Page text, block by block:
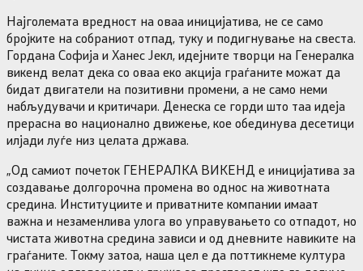
Најголемата вредност на оваа иницијатива, не се само
бројките на собраниот отпад, туку и подигнување на свеста.
Гордана Софија и Ханес Јекл, идејните творци на Генералка
викенд велат дека со оваа еко акција граѓаните можат да
бидат двигатели на позитивни промени, а не само неми
набљудувачи и критичари. Денеска се горди што таа идеја
прерасна во национално движење, кое обединува десетици
илјади луѓе низ целата држава.
„Од самиот почеток ГЕНЕРАЛКА ВИКЕНД е иницијатива за
создавање долгорочна промена во однос на животната
средина. Институциите и приватните компании имаат
важна и незаменлива улога во управувањето со отпадот, но
чистата животна средина зависи и од дневните навиките на
граѓаните. Токму затоа, наша цел е да поттикнеме култура